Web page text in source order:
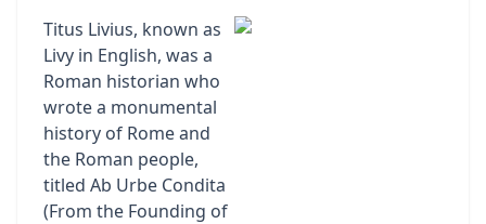
Titus Livius, known as
Livy in English, was a
Roman historian who
wrote a monumental
history of Rome and
the Roman people,
titled Ab Urbe Condita
(From the Founding of